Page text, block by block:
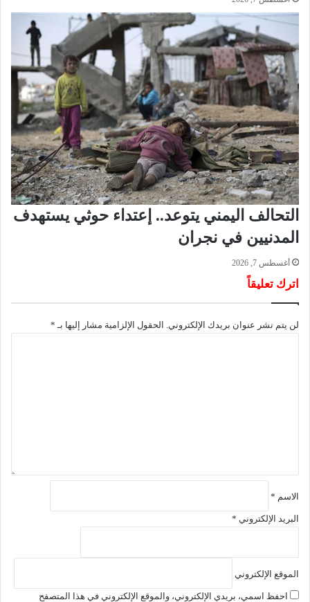
ر
ج
ا
ل
ص
د
ي
ق
ة
و
ا
ل
ج
و
ك
التحالف اليمني يتوعد.. إعتداء حوثي يستهدف
المدنيين في نجران
أغسطس 7, 2026
اترك تعليقاً
لن يتم نشر عنوان بريدك الإلكتروني. الحقول الإلزامية مشار إليها بـ *
الاسم *
البريد الإلكتروني *
الموقع الإلكتروني
احفظ اسمي، بريدي الإلكتروني، والموقع الإلكتروني في هذا المتصفح